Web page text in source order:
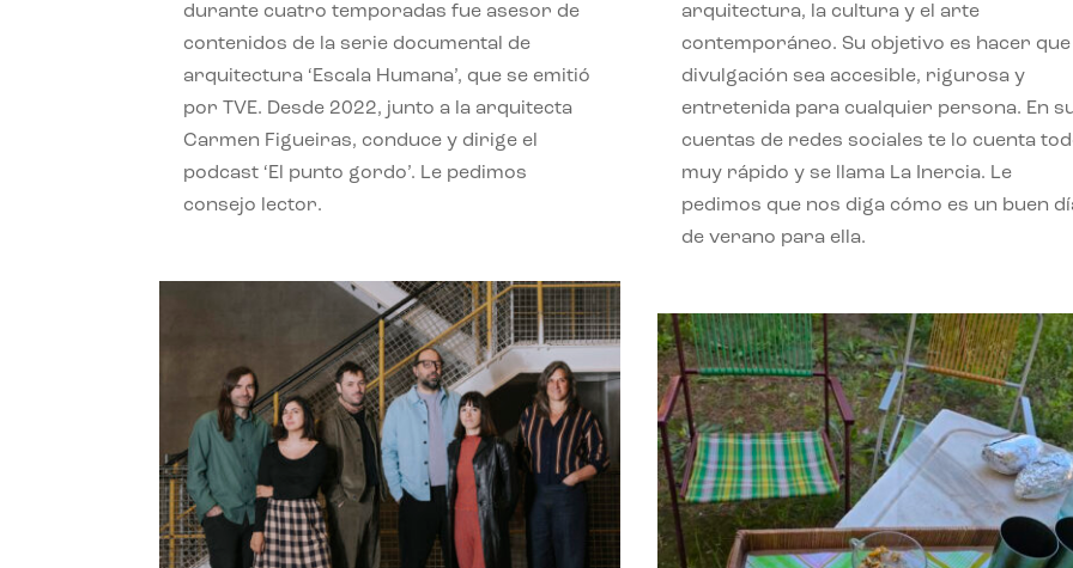
durante cuatro temporadas fue asesor de
contenidos de la serie documental de
arquitectura ‘Escala Humana’, que se emitió
por TVE. Desde 2022, junto a la arquitecta
Carmen Figueiras, conduce y dirige el
podcast ‘El punto gordo’. Le pedimos
consejo lector.
arquitectura, la cultura y el arte
contemporáneo. Su objetivo es hacer que
divulgación sea accesible, rigurosa y
entretenida para cualquier persona. En
cuentas de redes sociales te lo cuenta
muy rápido y se llama La Inercia. Le
pedimos que nos diga cómo es un buen
de verano para ella.